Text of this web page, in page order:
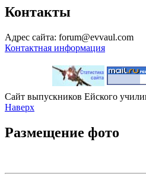
Контакты
Адрес сайта: forum@evvaul.com
Контактная информация
Сайт выпускников Ейского
Наверх
Размещение фото